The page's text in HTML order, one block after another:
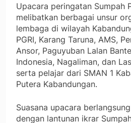
Upacara peringatan Sumpah
melibatkan berbagai unsur
lembaga di wilayah
PGRI, Karang Taruna, AMS,
Ansor, Paguyuban Lalan
Indonesia, Nagaliman, dan
serta pelajar dari SMAN 1
Putera Kabandungan.
Suasana upacara
dengan lantunan ikrar